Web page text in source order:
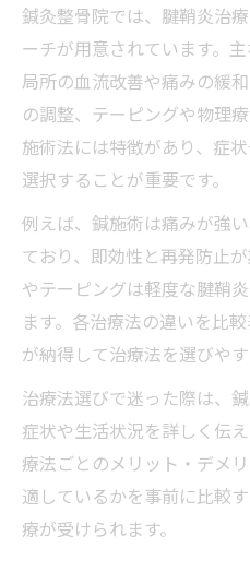
鍼灸整骨院の営業
予約のしやすさと
生活導線に合う鍼
鍼灸整骨院による腱鞘
鍼灸整骨院で行う
腱鞘炎再発防止
症状の進行度別に
腱鞘炎で悩む方へ鍼灸
鍼灸整骨院活用で
腱鞘炎治療の継続
鍼灸整骨院の選び
仕事や家事と両立
鍼灸整骨院で相談
鍼灸整骨院では、腱鞘炎治
ーチが用意されています。
局所の血流改善や痛みの緩
の調整、テーピングや物理
施術法には特徴があり、症
選択することが重要です。
例えば、鍼施術は痛みが強
ており、即効性と再発防止
やテーピングは軽度な腱鞘
ます。各治療法の違いを比
が納得して治療法を選びやす
治療法選びで迷った際は、
症状や生活状況を詳しく伝
療法ごとのメリット・デメ
適しているかを事前に比較
療が受けられます。